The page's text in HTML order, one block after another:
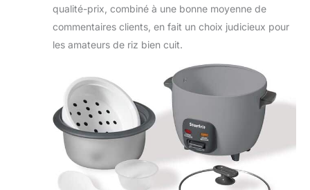
qualité-prix, combiné à une bonne moyenne de
commentaires clients, en fait un choix judicieux pour
les amateurs de riz bien cuit.